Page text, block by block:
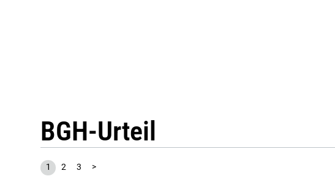
BGH-Urteil
1 2 3 >